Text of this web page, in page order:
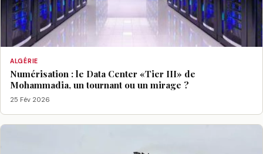
ALGÉRIE
Numérisation : le Data Center «Tier III» de
Mohammadia, un tournant ou un mirage ?
25 Fév 2026